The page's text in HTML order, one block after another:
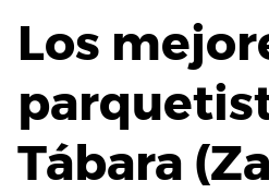
Los
Tábara